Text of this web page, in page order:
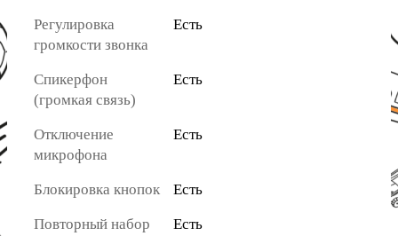
Регулировка
громкости звонка
Есть
Спикерфон
(громкая связь)
Есть
Отключение
микрофона
Есть
Блокировка кнопок Есть
Повторный набор Есть